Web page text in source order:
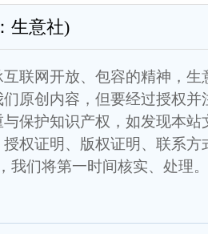
意社)
互联网开放、包容的精神，
原创内容，但要经过授权并
与保护知识产权，如发现本
权证明、版权证明、联系方
我们将第一时间核实、处理。